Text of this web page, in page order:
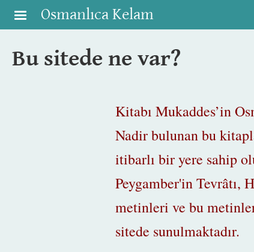
Skip to main content
Osmanlıca Kelam
Bu sitede ne var?
Kitabı Mukaddes’in
Nadir bulunan bu
itibarlı bir yere sahip
Peygamber'in Tevrâtı,
metinleri ve bu
sitede sunulmaktadır.